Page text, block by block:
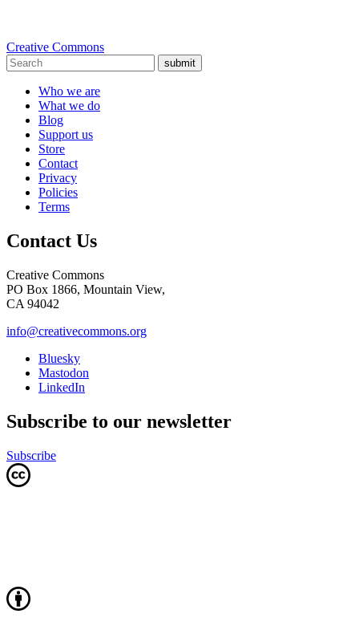
Creative Commons
submit
Who we are
What we do
Blog
Support us
Store
Contact
Privacy
Policies
Terms
Contact Us
Creative Commons
PO Box 1866, Mountain View,
CA 94042
info@creativecommons.org
Bluesky
Mastodon
LinkedIn
Subscribe to our newsletter
Subscribe